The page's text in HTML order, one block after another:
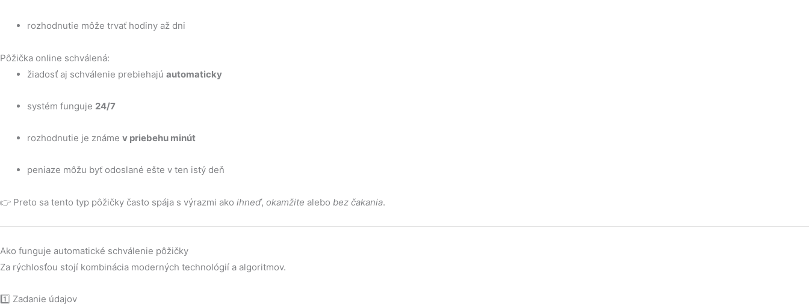
rozhodnutie môže trvať hodiny až dni
Pôžička online schválená:
žiadosť aj schválenie prebiehajú automaticky
systém funguje 24/7
rozhodnutie je známe v priebehu minút
peniaze môžu byť odoslané ešte v ten istý deň
👉 Preto sa tento typ pôžičky často spája s výrazmi ako ihneď, okamžite alebo bez čakania.
Ako funguje automatické schválenie pôžičky
Za rýchlosťou stojí kombinácia moderných technológií a algoritmov.
1️⃣ Zadanie údajov